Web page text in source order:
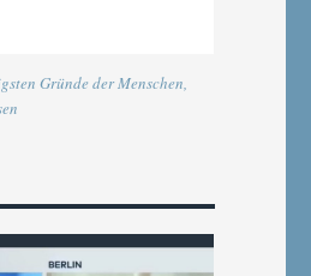
Gründe der Menschen,